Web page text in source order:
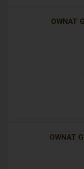
OWNAT
OWNAT